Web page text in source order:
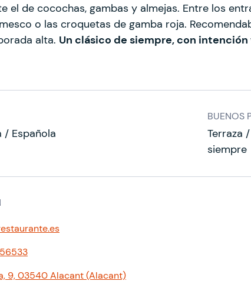
el de cocochas, gambas y almejas. Entre los
o las croquetas de gamba roja.
alta. Un clásico de siempre, con
/ Española
BUENOS
Terraza
siempre
9, 03540 Alacant (Alacant)